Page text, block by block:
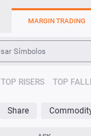
Plataformas de
Heatmap
MARGIN TRADING
TOP RISERS TOP
Share